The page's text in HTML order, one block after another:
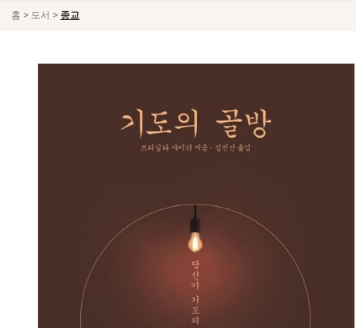
홈 > 도서 > 종교